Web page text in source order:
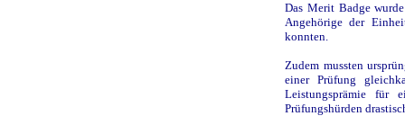
Das Merit Badge
Angehörige der
konnten.
Zudem mussten
einer Prüfung
Leistungsprämie für
Prüfungshürden